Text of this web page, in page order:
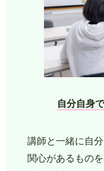
自分自身
講師と一緒に自
関心があるものを